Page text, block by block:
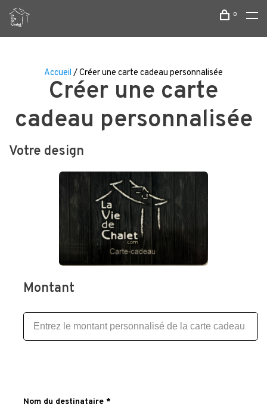
0
Accueil / Créer une carte cadeau personnalisée
Créer une carte
cadeau personnalisée
Votre design
Montant
Nom du destinataire *